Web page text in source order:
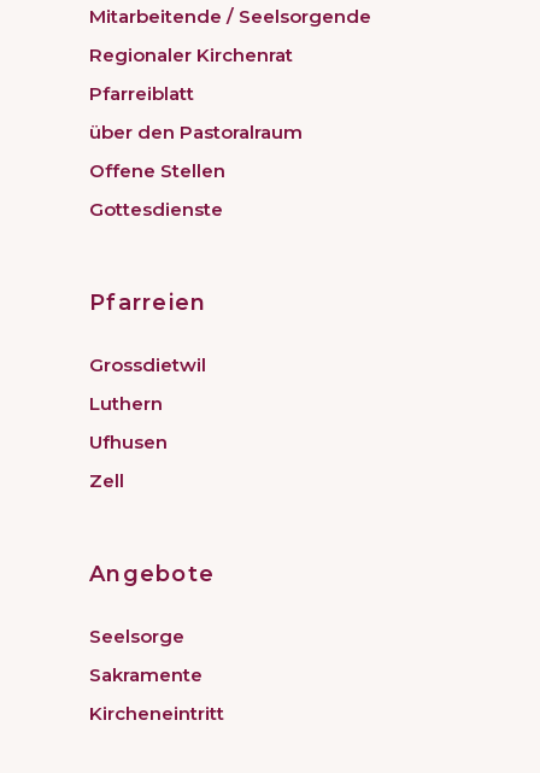
Mitarbeitende / Seelsorgende
Regionaler Kirchenrat
Pfarreiblatt
über den Pastoralraum
Offene Stellen
Gottesdienste
Pfarreien
Grossdietwil
Luthern
Ufhusen
Zell
Angebote
Seelsorge
Sakramente
Kircheneintritt